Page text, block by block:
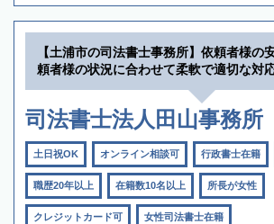
【土浦市の司法書士事務所】依頼者様の
頼者様の状況に合わせて柔軟で適切な対
司法書士法人田山事務所
土日祝OK オンライン相談可 行政書士在籍
職歴20年以上 在籍数10名以上 所長が女性
クレジットカード可 女性司法書士在籍